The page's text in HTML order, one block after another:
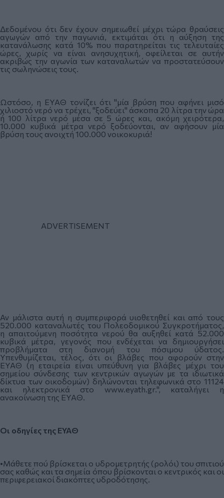
Δεδομένου ότι δεν έχουν σημειωθεί μέχρι τώρα θραύσεις
αγωγών από την παγωνιά, εκτιμάται ότι η αύξηση της
κατανάλωσης κατά 10% που παρατηρείται τις τελευταίες
ώρες, χωρίς να είναι ανησυχητική, οφείλεται σε αυτήν
ακριβώς την αγωνία των καταναλωτών να προστατεύσουν
τις σωληνώσεις τους.
Ωστόσο, η ΕΥΑΘ τονίζει ότι "μία βρύση που αφήνει μισό
χιλιοστό νερό να τρέχει, "ξοδεύει" άσκοπα 20 λίτρα την ώρα
ή 100 λίτρα νερό μέσα σε 5 ώρες και, ακόμη χειρότερα,
10.000 κυβικά μέτρα νερό ξοδεύονται, αν αφήσουν μία
βρύση τους ανοιχτή 100.000 νοικοκυριά!
Αν μάλιστα αυτή η συμπεριφορά υιοθετηθεί και από τους
520.000 καταναλωτές του Πολεοδομικού Συγκροτήματος,
η απαιτούμενη ποσότητα νερού θα αυξηθεί κατά 52.000
κυβικά μέτρα, γεγονός που ενδέχεται να δημιουργήσει
προβλήματα στη διανομή του πόσιμου ύδατος.
Υπενθυμίζεται, τέλος, ότι οι βλάβες που αφορούν στην
ΕΥΑΘ (η εταιρεία είναι υπεύθυνη για βλάβες μέχρι του
σημείου σύνδεσης των κεντρικών αγωγών με τα ιδιωτικά
δίκτυα των οικοδομών) δηλώνονται τηλεφωνικά στο 11124
και ηλεκτρονικά στο www.eyath.gr.", καταλήγει η
ανακοίνωση της ΕΥΑΘ.
Οι οδηγίες της ΕΥΑΘ
•Μάθετε πού βρίσκεται ο υδρομετρητής (ρολόι) του σπιτιού
σας καθώς και τα σημεία όπου βρίσκονται ο κεντρικός και οι
περιφερειακοί διακόπτες υδροδότησης.